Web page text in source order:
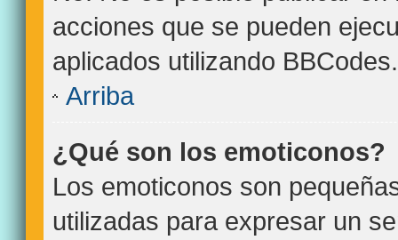
acciones que se pueden
aplicados utilizando BBCodes.
Arriba
¿Qué son los emoticonos?
Los emoticonos son
utilizadas para expresar un